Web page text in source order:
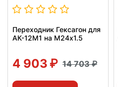
Переходник Гексагон для
АК-12М1 на М24х1.5
4 903 14 703